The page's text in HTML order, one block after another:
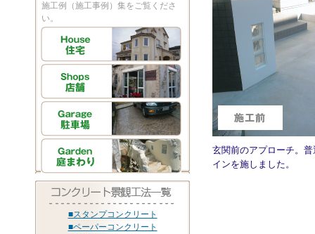
施工例（施工事例）集をご覧くださ
い。
■スタンプコンクリート
■ペーパーコンクリート
玄関前のアプローチ。
インを施しました。